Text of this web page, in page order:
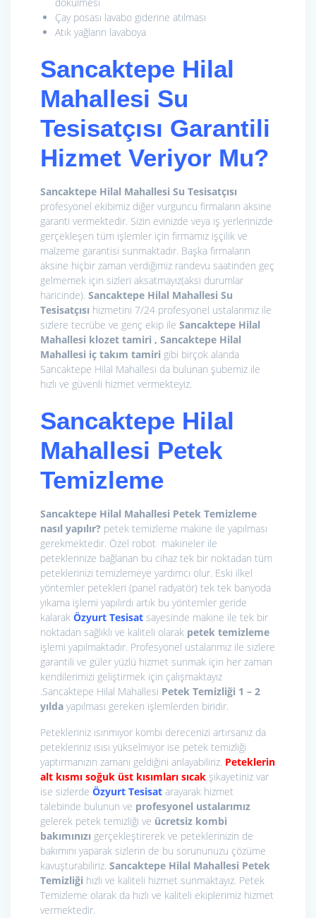
Çay posası lavabo giderine atılması
Atık yağların lavaboya
Sancaktepe Hilal
Mahallesi Su
Tesisatçısı Garantili
Hizmet Veriyor Mu?
Sancaktepe Hilal Mahallesi Su Tesisatçısı
profesyonel ekibimiz diğer vurguncu firmaların aksine
garanti vermektedir. Sizin evinizde veya iş yerlerinizde
gerçekleşen tüm işlemler için firmamız işçilik ve
malzeme garantisi sunmaktadır. Başka firmaların
aksine hiçbir zaman verdiğimiz randevu saatinden geç
gelmemek için sizleri aksatmayız(aksi durumlar
haricinde). Sancaktepe Hilal Mahallesi Su
Tesisatçısı hizmetini 7/24 profesyonel ustalarımız ile
sizlere tecrübe ve genç ekip ile Sancaktepe Hilal
Mahallesi klozet tamiri , Sancaktepe Hilal
Mahallesi iç takım tamiri gibi birçok alanda
Sancaktepe Hilal Mahallesi da bulunan şubemiz ile
hızlı ve güvenli hizmet vermekteyiz.
Sancaktepe Hilal
Mahallesi Petek
Temizleme
Sancaktepe Hilal Mahallesi Petek Temizleme
nasıl yapılır? petek temizleme makine ile yapılması
gerekmektedir. Özel robot makineler ile
peteklerinize bağlanan bu cihaz tek bir noktadan tüm
peteklerinizi temizlemeye yardımcı olur. Eski ilkel
yöntemler petekleri (panel radyatör) tek tek banyoda
yıkama işlemi yapılırdı artık bu yöntemler geride
kalarak Özyurt Tesisat sayesinde makine ile tek bir
noktadan sağlıklı ve kaliteli olarak petek temizleme
işlemi yapılmaktadır. Profesyonel ustalarımız ile sizlere
garantili ve güler yüzlü hizmet sunmak için her zaman
kendilerimizi geliştirmek için çalışmaktayız
.Sancaktepe Hilal Mahallesi Petek Temizliği 1 – 2
yılda yapılması gereken işlemlerden biridir.
Petekleriniz ısınmıyor kombi derecenizi artırsanız da
petekleriniz ısısı yükselmiyor ise petek temizliği
yaptırmanızın zamanı geldiğini anlayabiliriz. Peteklerin
alt kısmı soğuk üst kısımları sıcak şikayetiniz var
ise sizlerde Özyurt Tesisat arayarak hizmet
talebinde bulunun ve profesyonel ustalarımız
gelerek petek temizliği ve ücretsiz kombi
bakımınızı gerçekleştirerek ve peteklerinizin de
bakımını yaparak sizlerin de bu sorununuzu çözüme
kavuşturabiliriz. Sancaktepe Hilal Mahallesi Petek
Temizliği hızlı ve kaliteli hizmet sunmaktayız. Petek
Temizleme olarak da hızlı ve kaliteli ekiplerimiz hizmet
vermektedir.